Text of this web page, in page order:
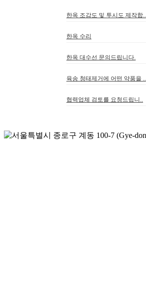
한옥 조감도 및 투시도 제작합..
한옥 수리
한옥 대수선 문의드립니다.
육송 청태제거에 어떤 약품을 ..
협력업체 검토를 요청드립니..